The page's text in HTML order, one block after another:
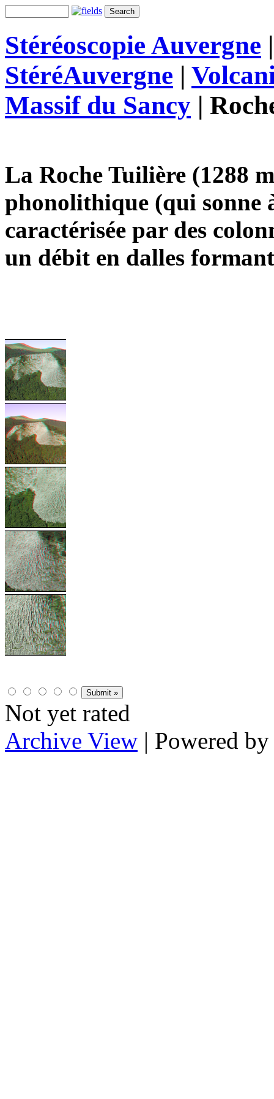
Stéréoscopie Auvergne
StéréAuvergne |
Massif du Sancy |
La Roche Tuilière (1288
phonolithique (qui sonne
caractérisée par des
un débit en dalles
Not yet rated
Archive View | Powered